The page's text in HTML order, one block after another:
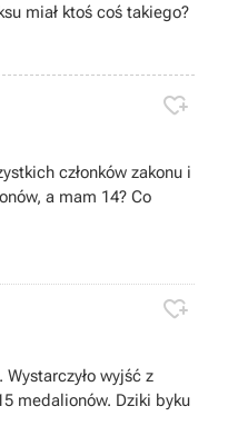
miał ktoś coś takiego?

członków zakonu i
a mam 14? Co

wyjść z
medalionów. Dziki byku